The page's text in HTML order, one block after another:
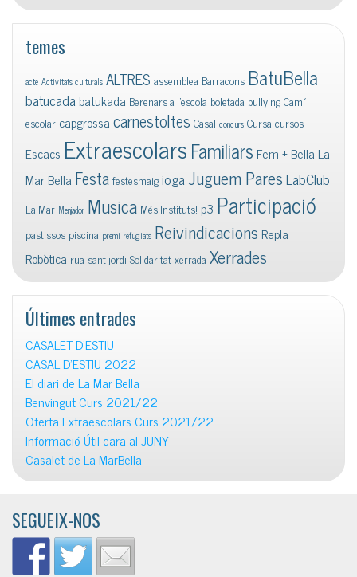
temes
acte Activitats culturals ALTRES assemblea Barracons BatuBella
batucadabatukada Berenars a l'escola boletada bullyingCamí
escolar capgrossacarnestoltes Casal concurs Cursa cursos
Escacs ExtraescolarsFamiliars Fem + Bella La
Mar Bella FestafestesmaigiogaJuguem ParesLabClub
La Mar Menjador Musica Més Instituts! p3 Participació
pastissos piscina premi refugiats Reivindicacions Repla
Robòtica rua sant jordi Solidaritatxerrada Xerrades
Últimes entrades
CASALET D’ESTIU
CASAL D’ESTIU 2022
El diari de La Mar Bella
Benvingut Curs 2021/22
Oferta Extraescolars Curs 2021/22
Informació Útil cara al JUNY
Casalet de La MarBella
SEGUEIX-NOS